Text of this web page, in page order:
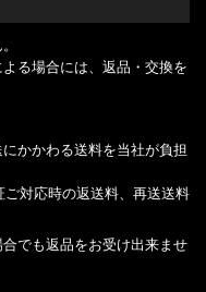
る場合には、返品・交換を
かかわる送料を当社が負担
対応時の返送料、再送送料
でも返品をお受け出来ませ